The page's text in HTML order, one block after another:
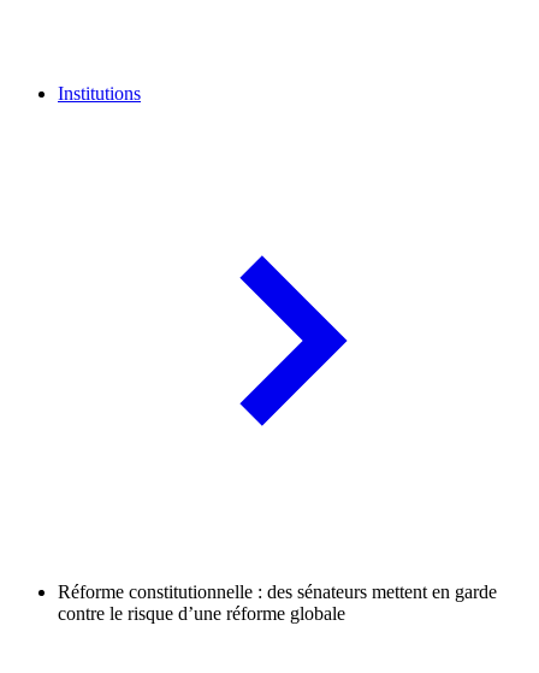
Institutions
Réforme constitutionnelle : des sénateurs mettent en garde
contre le risque d’une réforme globale